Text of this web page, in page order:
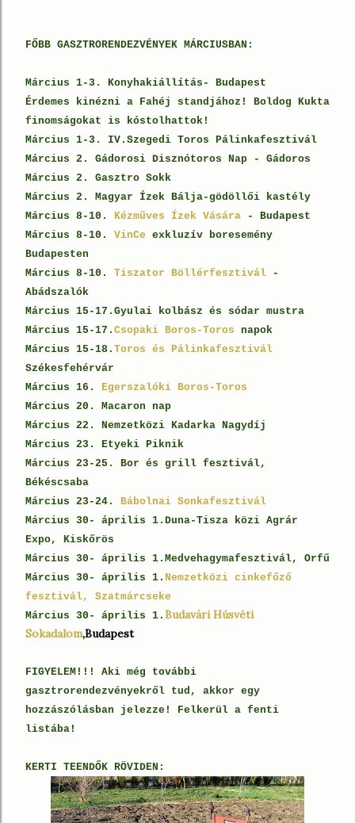
FŐBB GASZTRORENDEZVÉNYEK MÁRCIUSBAN:
Március 1-3. Konyhakiállítás- Budapest
Érdemes kinézni a Fahéj standjához! Boldog Kukta
finomságokat is kóstolhattok!
Március 1-3. IV.Szegedi Toros Pálinkafesztivál
Március 2. Gádorosi Disznótoros Nap - Gádoros
Március 2. Gasztro Sokk
Március 2. Magyar Ízek Bálja-gödöllői kastély
Március 8-10. Kézműves Ízek Vására - Budapest
Március 8-10. VinCe exkluzív boresemény
Budapesten
Március 8-10. Tiszator Böllérfesztivál -
Abádszalók
Március 15-17.Gyulai kolbász és sódar mustra
Március 15-17. Csopaki Boros-Toros napok
Március 15-18. Toros és Pálinkafesztivál
Székesfehérvár
Március 16. Egerszalóki Boros-Toros
Március 20. Macaron nap
Március 22. Nemzetközi Kadarka Nagydíj
Március 23. Etyeki Piknik
Március 23-25. Bor és grill fesztivál,
Békéscsaba
Március 23-24. Bábolnai Sonkafesztivál
Március 30- április 1.Duna-Tisza közi Agrár
Expo, Kiskőrös
Március 30- április 1.Medvehagymafesztivál, Orfű
Március 30- április 1. Nemzetközi cinkefőző
fesztivál, Szatmárcseke
Március 30- április 1. Budavári Húsvéti
Sokadalom,Budapest
FIGYELEM!!! Aki még további
gasztrorendezvényekről tud, akkor egy
hozzászólásban jelezze! Felkerül a fenti
listába!
KERTI TEENDŐK RÖVIDEN: